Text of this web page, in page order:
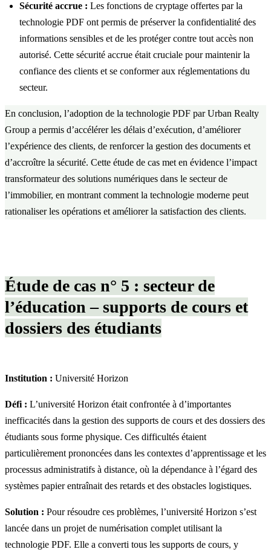
Sécurité accrue : Les fonctions de cryptage offertes par la
technologie PDF ont permis de préserver la confidentialité des
informations sensibles et de les protéger contre tout accès non
autorisé. Cette sécurité accrue était cruciale pour maintenir la
confiance des clients et se conformer aux réglementations du
secteur.
En conclusion, l’adoption de la technologie PDF par Urban Realty
Group a permis d’accélérer les délais d’exécution, d’améliorer
l’expérience des clients, de renforcer la gestion des documents et
d’accroître la sécurité. Cette étude de cas met en évidence l’impact
transformateur des solutions numériques dans le secteur de
l’immobilier, en montrant comment la technologie moderne peut
rationaliser les opérations et améliorer la satisfaction des clients.
Étude de cas n° 5 : secteur de
l’éducation – supports de cours et
dossiers des étudiants
Institution : Université Horizon
Défi : L’université Horizon était confrontée à d’importantes
inefficacités dans la gestion des supports de cours et des dossiers des
étudiants sous forme physique. Ces difficultés étaient
particulièrement prononcées dans les contextes d’apprentissage et les
processus administratifs à distance, où la dépendance à l’égard des
systèmes papier entraînait des retards et des obstacles logistiques.
Solution : Pour résoudre ces problèmes, l’université Horizon s’est
lancée dans un projet de numérisation complet utilisant la
technologie PDF. Elle a converti tous les supports de cours, y